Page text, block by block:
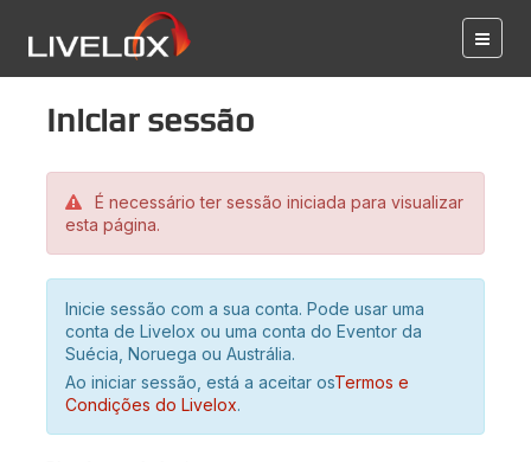
Iniciar sessão
É necessário ter sessão iniciada para visualizar
esta página.
Inicie sessão com a sua conta. Pode usar uma
conta de Livelox ou uma conta do Eventor da
Suécia, Noruega ou Austrália.
Ao iniciar sessão, está a aceitar osTermos e
Condições do Livelox.